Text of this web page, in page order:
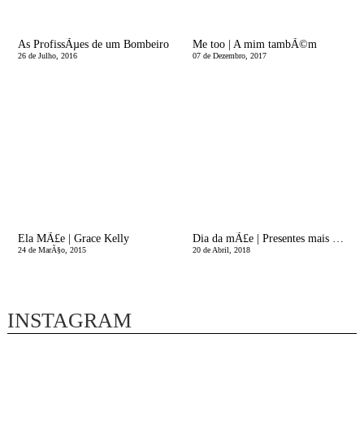
As ProfissÃµes de um Bombeiro
26 de Julho, 2016
Me too | A mim tambÃ©m
07 de Dezembro, 2017
Ela MÃ£e | Grace Kelly
24 de MarÃ§o, 2015
Dia da mÃ£e | Presentes mais que especiais: Andrea Prints
20 de Abril, 2018
INSTAGRAM